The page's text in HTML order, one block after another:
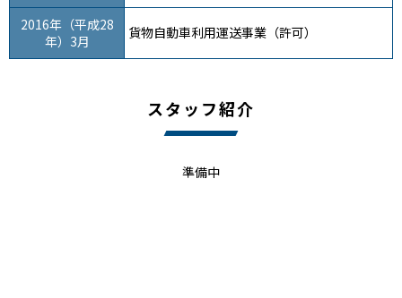
2016年（平成28
年）3月
貨物自動車利用運送事業（許可）
スタッフ紹介
準備中